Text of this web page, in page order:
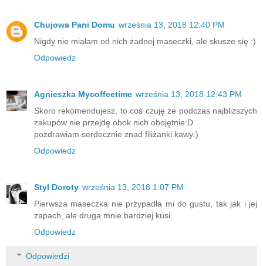
Chujowa Pani Domu września 13, 2018 12:40 PM
Nigdy nie miałam od nich żadnej maseczki, ale skusze się :)
Odpowiedz
Agnieszka Mycoffeetime września 13, 2018 12:43 PM
Skoro rekomendujesz, to coś czuję że podczas najbliższych
zakupów nie przejdę obok nich obojętnie:D
pozdrawiam serdecznie znad filiżanki kawy:)
Odpowiedz
Styl Doroty września 13, 2018 1:07 PM
Pierwsza maseczka nie przypadła mi do gustu, tak jak i jej
zapach, ale druga mnie bardziej kusi.
Odpowiedz
Odpowiedzi